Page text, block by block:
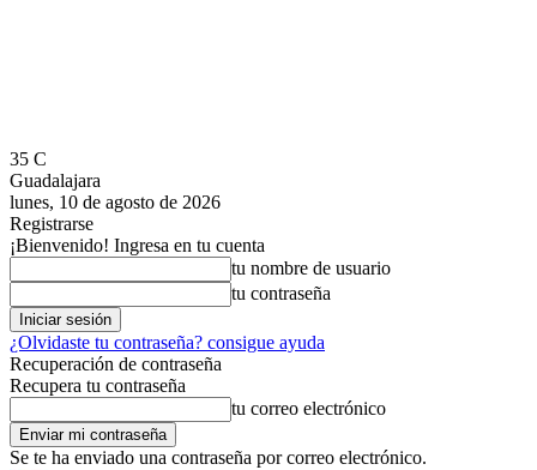
35 C
Guadalajara
lunes, 10 de agosto de 2026
Registrarse
¡Bienvenido! Ingresa en tu cuenta
tu nombre de usuario
tu contraseña
¿Olvidaste tu contraseña? consigue ayuda
Recuperación de contraseña
Recupera tu contraseña
tu correo electrónico
Se te ha enviado una contraseña por correo electrónico.